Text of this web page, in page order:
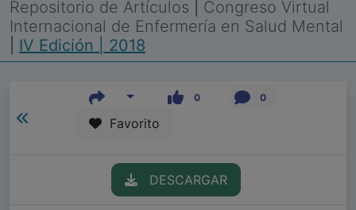
Repositorio de Artículos
Congreso Virtual
Internacional de Enfermería en Salud Mental
IV Edición | 2018
0 0
Favorito
DESCARGAR